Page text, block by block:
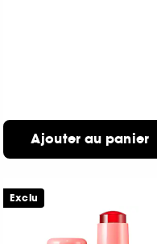
Ajouter au panier
Exclu